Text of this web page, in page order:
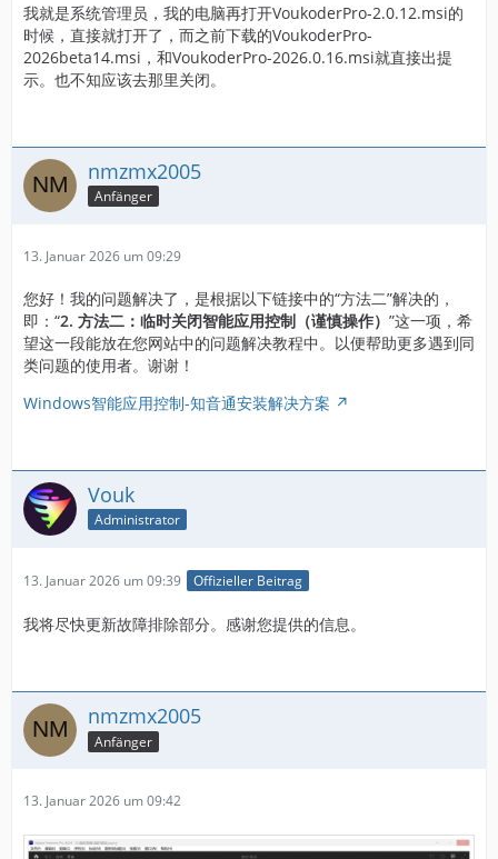
我就是系统管理员，我的电脑再打开VoukoderPro-2.0.12.msi的
时候，直接就打开了，而之前下载的VoukoderPro-
2026beta14.msi，和VoukoderPro-2026.0.16.msi就直接出提
示。也不知应该去那里关闭。
nmzmx2005
Anfänger
13. Januar 2026 um 09:29
您好！我的问题解决了，是根据以下链接中的“方法二”解决的，
即：“2. 方法二：临时关闭智能应用控制（谨慎操作） ”这一项，希
望这一段能放在您网站中的问题解决教程中。以便帮助更多遇到同
类问题的使用者。谢谢！
Windows智能应用控制-知音通安装解决方案
Vouk
Administrator
13. Januar 2026 um 09:39 Offizieller Beitrag
我将尽快更新故障排除部分。感谢您提供的信息。
nmzmx2005
Anfänger
13. Januar 2026 um 09:42